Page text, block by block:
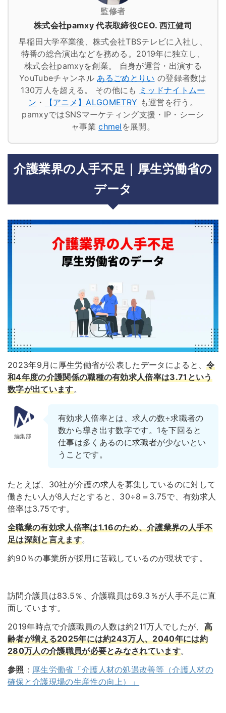
監修者
株式会社pamxy 代表取締役CEO. 西江健司
早稲田大学卒業後、株式会社TBSテレビに入社し、
特番の総合演出などを務める。2019年に独立し、
株式会社pamxyを創業。
自身が運営・出演する
YouTubeチャンネル あるごめとりい の登録者数は
130万人を超える。
その他にも ミッドナイトムー
ン ・ 【アニメ】ALGOMETRY も運営を行う。
pamxyではSNSマーケティング支援・IP・シーシ
ャ事業chmel を展開。
介護業界の人手不足｜厚生労働省の
データ
2023年9月に厚生労働省が公表したデータによると、令
和4年度の介護関係の職種の有効求人倍率は3.71という
数字が出ています。
編集部
有効求人倍率とは、求人の数÷求職者の
数から導き出す数字です。1を下回ると
仕事は多くあるのに求職者が少ないとい
うことです。
たとえば、30社が介護の求人を募集しているのに対して
働きたい人が8人だとすると、30÷8＝3.75で、有効求人
倍率は3.75です。
全職業の有効求人倍率は1.16のため、介護業界の人手不
足は深刻と言えます。
約90％の事業所が採用に苦戦しているのが現状です。
訪問介護員は83.5％、介護職員は69.3％が人手不足に直
面しています。
2019年時点で介護職員の人数は約211万人でしたが、 高
齢者が増える2025年には約243万人、2040年には約
280万人の介護職員が必要とみなされています。
参照 ： 厚生労働省「介護人材の処遇改善等（介護人材の
確保と介護現場の生産性の向上）」